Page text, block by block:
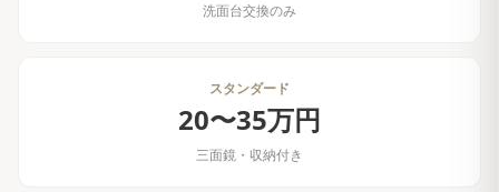
洗面台交換のみ
スタンダード
20〜35万円
三面鏡・収納付き